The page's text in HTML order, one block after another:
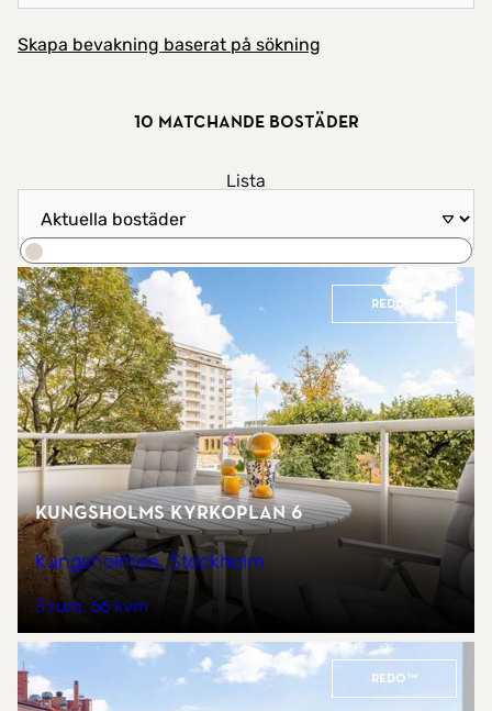
Skapa bevakning baserat på sökning
Lista
10 matchande bostäder
Sortera efter
Sök
REDO™
Kungsholms kyrkoplan 6
Kungsholmen, Stockholm
3 rum 66 kvm
REDO™